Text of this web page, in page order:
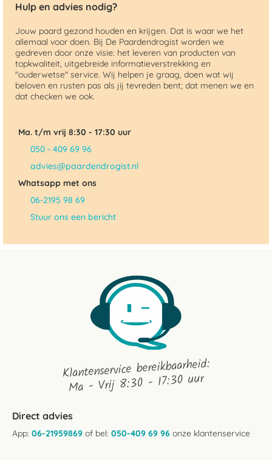
Hulp en advies nodig?
Jouw paard gezond houden en krijgen. Dat is waar we het
allemaal voor doen. Bij De Paardendrogist worden we
gedreven door onze visie: het leveren van producten van
topkwaliteit, uitgebreide informatieverstrekking en
"ouderwetse" service. Wij helpen je graag, doen wat wij
beloven en rusten pas als jij tevreden bent; dat menen we en
dat checken we ook.
Ma. t/m vrij 8:30 - 17:30 uur
050 - 409 69 96
advies@paardendrogist.nl
Whatsapp met ons
06-2195 98 69
Stuur ons een bericht
Klantenservice bereikbaarheid:
Ma - Vrij 8:30 - 17:30 uur
Direct advies
App: 06-21959869 of bel: 050-409 69 96 onze klantenservice